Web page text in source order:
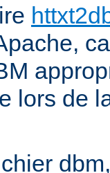
lors de